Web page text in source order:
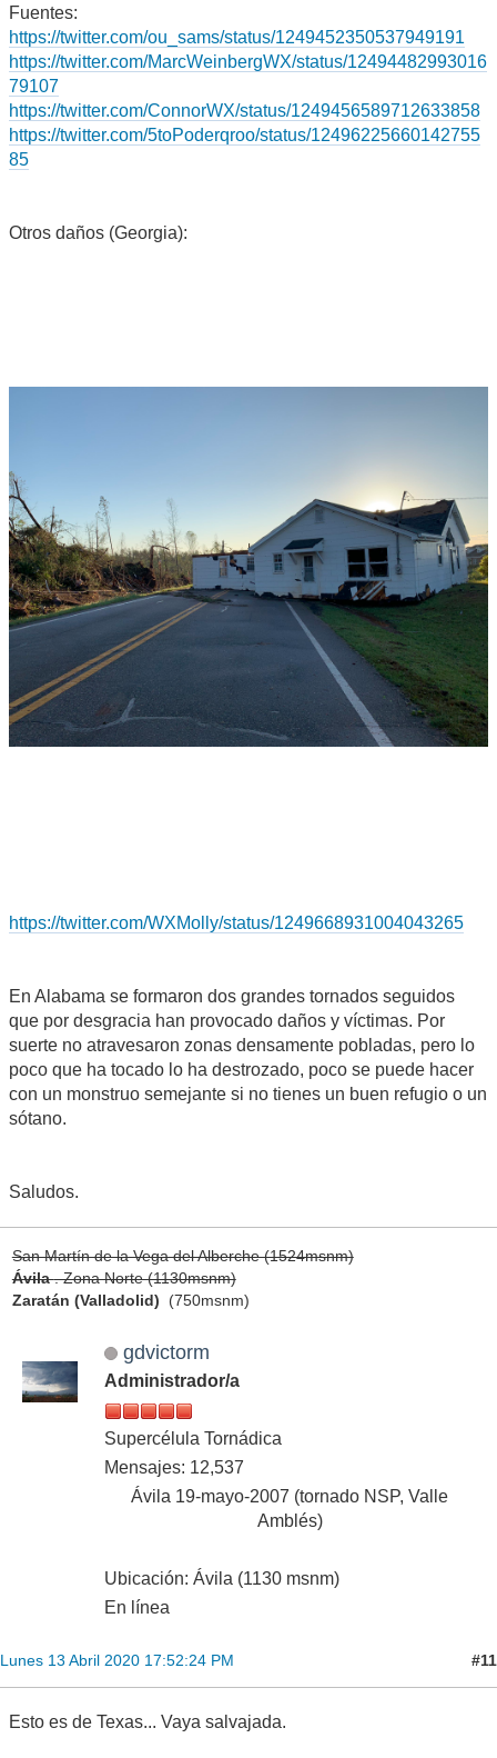
Fuentes:
https://twitter.com/ou_sams/status/1249452350537949191
https://twitter.com/MarcWeinbergWX/status/12494482993016
79107
https://twitter.com/ConnorWX/status/1249456589712633858
https://twitter.com/5toPoderqroo/status/12496225660142755
85
Otros daños (Georgia):
https://twitter.com/WXMolly/status/1249668931004043265
En Alabama se formaron dos grandes tornados seguidos
que por desgracia han provocado daños y víctimas. Por
suerte no atravesaron zonas densamente pobladas, pero lo
poco que ha tocado lo ha destrozado, poco se puede hacer
con un monstruo semejante si no tienes un buen refugio o un
sótano.
Saludos.
San Martín de la Vega del Alberche (1524msnm)
Ávila. Zona Norte (1130msnm)
Zaratán (Valladolid) (750msnm)
gdvictorm
Administrador/a
Supercélula Tornádica
Mensajes: 12,537
Ávila 19-mayo-2007 (tornado NSP, Valle
Amblés)
Ubicación: Ávila (1130 msnm)
En línea
Lunes 13 Abril 2020 17:52:24 PM #11
Esto es de Texas... Vaya salvajada.